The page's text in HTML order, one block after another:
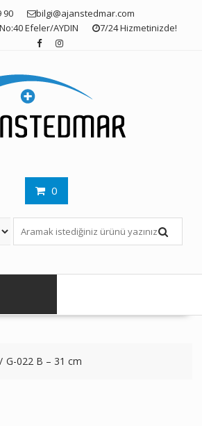
90
bilgi@ajanstedmar.com
Efeler/AYDIN
7/24 Hizmetinizde!
0
G-022 B – 31 cm